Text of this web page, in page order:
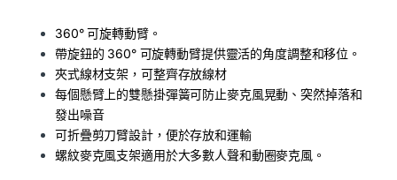
360° 可旋轉動臂。
帶旋鈕的 360° 可旋轉動臂提供靈活的角度調整和移位。
夾式線材支架，可整齊存放線材
每個懸臂上的雙懸掛彈簧可防止麥克風晃動、突然掉落和
發出噪音
可折疊剪刀臂設計，便於存放和運輸
螺紋麥克風支架適用於大多數人聲和動圈麥克風。